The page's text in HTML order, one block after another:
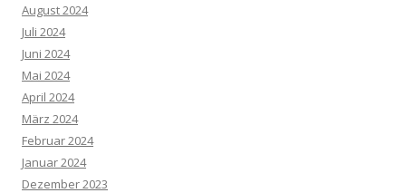
August 2024
Juli 2024
Juni 2024
Mai 2024
April 2024
März 2024
Februar 2024
Januar 2024
Dezember 2023